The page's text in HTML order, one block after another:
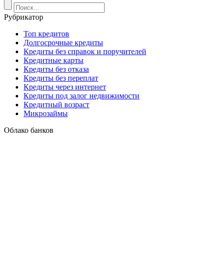
Рубрикатор
Топ кредитов
Долгосрочные кредиты
Кредиты без справок и поручителей
Кредитные карты
Кредиты без отказа
Кредиты без переплат
Кредиты через интернет
Кредиты под залог недвижимости
Кредитный возраст
Микрозаймы
Облако банков